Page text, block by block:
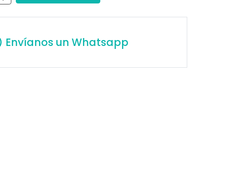
Envíanos un Whatsapp